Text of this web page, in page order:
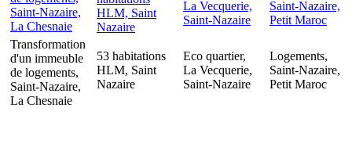
Transformation
d'un immeuble
de logements,
Saint-Nazaire,
La Chesnaie
53 habitations
HLM, Saint
Nazaire
Eco quartier,
La Vecquerie,
Saint-Nazaire
Logements,
Saint-Nazaire,
Petit Maroc